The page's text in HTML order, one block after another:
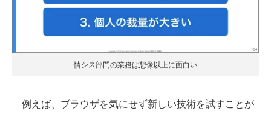
情シス部門の業務は想像以上に面白い
例えば、ブラウザを気にせず新しい技術を試すことが